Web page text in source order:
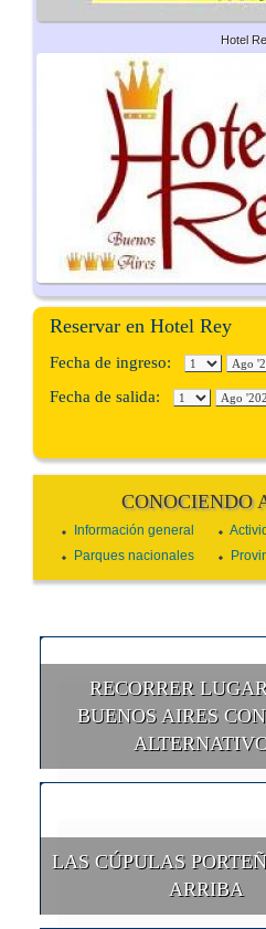
Hotel
Reservar en Hotel Rey
Fecha de ingreso:
Fecha de salida:
CONOCIENDO
Información general
Parques nacionales
RECORRER
BUENOS AIRES
LAS CÚPULAS
ARRIBA